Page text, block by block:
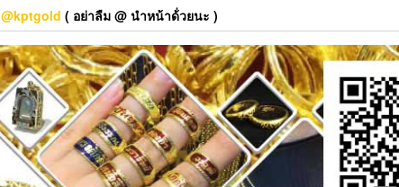
@kptgold ( อย่าลืม @ นำหน้าด้่วยนะ )